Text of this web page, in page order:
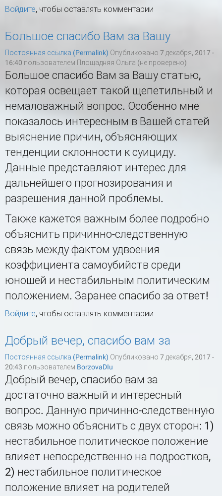
Войдите, чтобы оставлять комментарии
Большое спасибо Вам за Вашу
Постоянная ссылка (Permalink) Опубликовано 7 декабря, 2017 -
16:40 пользователем Площадняя Ольга (не проверено)
Большое спасибо Вам за Вашу статью,
которая освещает такой щепетильный и
немаловажный вопрос. Особенно мне
показалось интересным в Вашей статей
выяснение причин, объясняющих
тенденции склонности к суициду.
Данные представляют интерес для
дальнейшего прогнозирования и
разрешения данной проблемы.
Также кажется важным более подробно
объяснить причинно-следственную
связь между фактом удвоения
коэффициента самоубийств среди
юношей и нестабильным политическим
положением. Заранее спасибо за ответ!
Войдите, чтобы оставлять комментарии
Добрый вечер, спасибо вам за
Постоянная ссылка (Permalink) Опубликовано 7 декабря, 2017 -
20:43 пользователем BorzovaDIu
Добрый вечер, спасибо вам за
достаточно важный и интересный
вопрос. Данную причинно-следственную
связь можно объяснить с двух сторон: 1)
нестабильное политическое положение
влияет непосредственно на подростков,
2) нестабильное политическое
положение влияет на родителей